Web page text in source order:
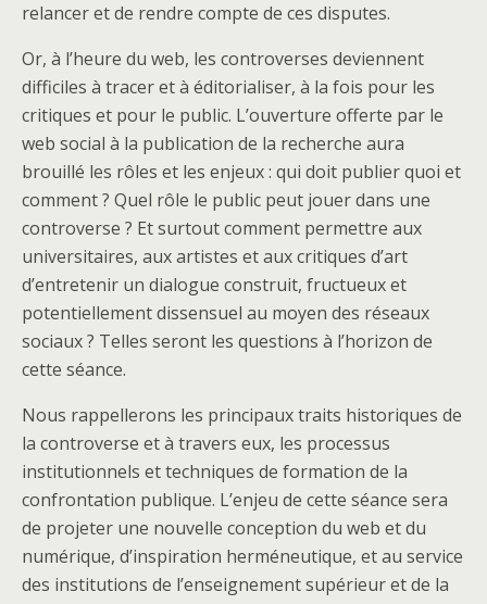
relancer et de rendre compte de ces disputes.
Or, à l’heure du web, les controverses deviennent
difficiles à tracer et à éditorialiser, à la fois pour les
critiques et pour le public. L’ouverture offerte par le
web social à la publication de la recherche aura
brouillé les rôles et les enjeux : qui doit publier quoi et
comment ? Quel rôle le public peut jouer dans une
controverse ? Et surtout comment permettre aux
universitaires, aux artistes et aux critiques d’art
d’entretenir un dialogue construit, fructueux et
potentiellement dissensuel au moyen des réseaux
sociaux ? Telles seront les questions à l’horizon de
cette séance.
Nous rappellerons les principaux traits historiques de
la controverse et à travers eux, les processus
institutionnels et techniques de formation de la
confrontation publique. L’enjeu de cette séance sera
de projeter une nouvelle conception du web et du
numérique, d’inspiration herméneutique, et au service
des institutions de l’enseignement supérieur et de la